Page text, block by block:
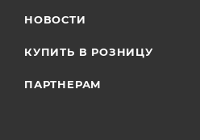
НОВОСТИ
КУПИТЬ В РОЗНИЦУ
ПАРТНЕРАМ